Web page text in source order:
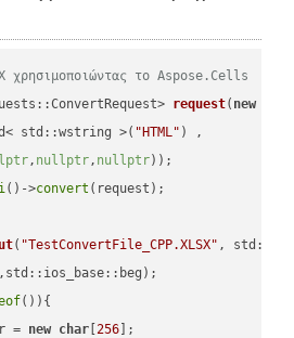
χρησιμοποιώντας το Aspose.Cells
request( new
std::wstring >(
"HTML" ) ,
, nullptr, nullptr))
()->convert
( "TestConvertFile_CPP.XLSX" ,
,std::ios_base::beg);
()){
= new char [256 ];